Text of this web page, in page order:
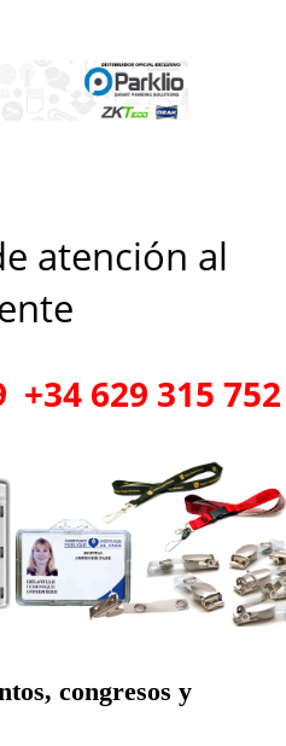
atención al
+34 629 315 752
congresos y